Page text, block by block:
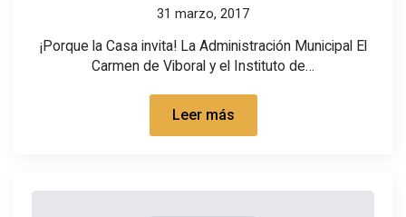
31 marzo, 2017
¡Porque la Casa invita! La Administración Municipal El
Carmen de Viboral y el Instituto de…
Leer más